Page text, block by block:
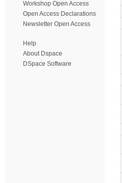
Workshop Open Access
Open Access Declarations
Newsletter Open Access
Help
About Dspace
DSpace Software